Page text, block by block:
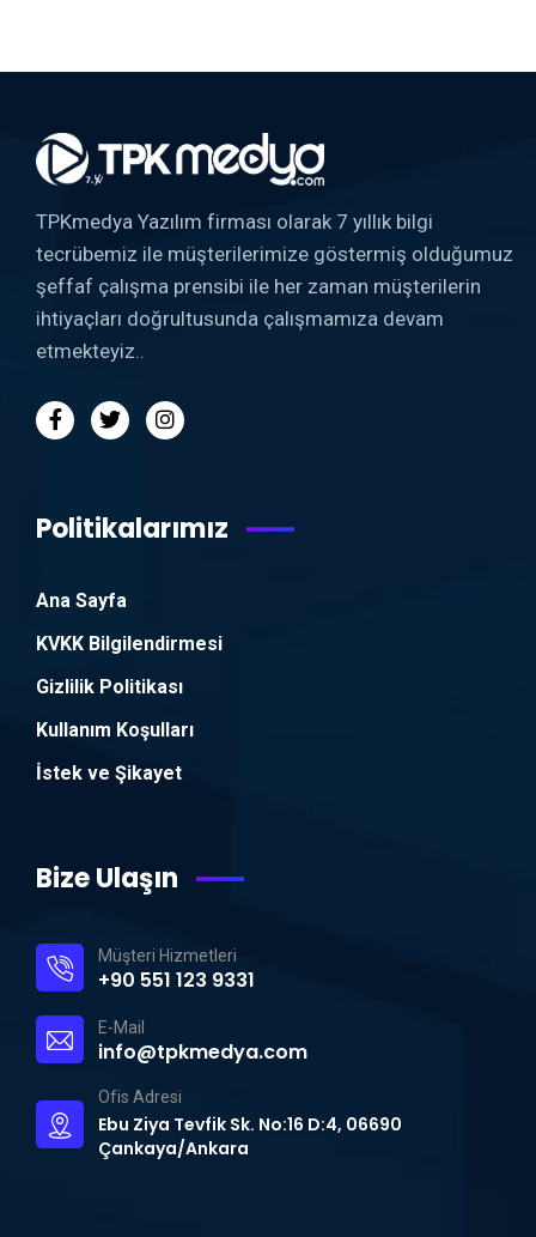
TPKmedya Yazılım firması olarak 7 yıllık bilgi
tecrübemiz ile müşterilerimize göstermiş olduğumuz
şeffaf çalışma prensibi ile her zaman müşterilerin
ihtiyaçları doğrultusunda çalışmamıza devam
etmekteyiz..
Politikalarımız
Ana Sayfa
KVKK Bilgilendirmesi
Gizlilik Politikası
Kullanım Koşulları
İstek ve Şikayet
Bize Ulaşın
Müşteri Hizmetleri
+90 551 123 9331
E-Mail
info@tpkmedya.com
Ofis Adresi
Ebu Ziya Tevfik Sk. No:16 D:4, 06690
Çankaya/Ankara